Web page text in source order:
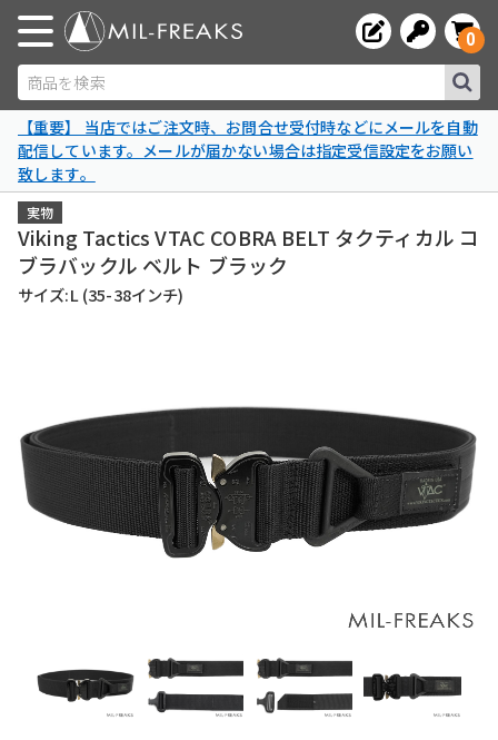
商品を検索
0
【重要】 当店ではご注文時、お問合せ受付時などにメールを自動
配信しています。メールが届かない場合は指定受信設定をお願い
致します。
実物
Viking Tactics VTAC COBRA BELT タクティカル コ
ブラバックル ベルト ブラック
サイズ:L (35-38インチ)